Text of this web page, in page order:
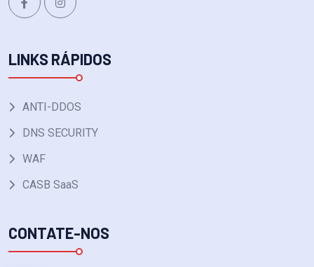
LINKS RÁPIDOS
ANTI-DDOS
DNS SECURITY
WAF
CASB SaaS
CONTATE-NOS